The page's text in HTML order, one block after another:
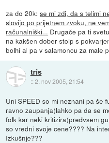
za do 20k:se mi zdi, da s telimi
slovijo po prijetnem zvoku, ne
računalniški... Drugače pa ti
na kakšen dober stolp s
bolhi al pa v salamoncu za male
tris
::2. nov 2005, 21:54
Uni SPEED so mi neznani pa še
ravno zaupanja(lahko pa da se
folk kar neki kritizira(predvsem
so vredni svoje cene???? Na
Izkušnje???